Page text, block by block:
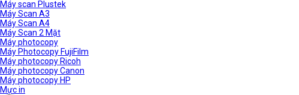
Máy scan Plustek
Máy Scan A3
Máy Scan A4
Máy Scan 2 Mặt
Máy photocopy
Máy Photocopy FujiFilm
Máy photocopy Ricoh
Máy photocopy Canon
Máy photocopy HP
Mực in